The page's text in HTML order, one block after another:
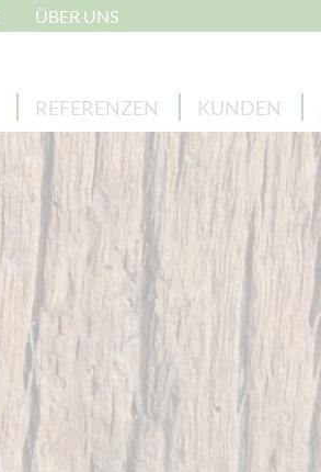
ÜBER UNS
REFERENZEN KUNDEN